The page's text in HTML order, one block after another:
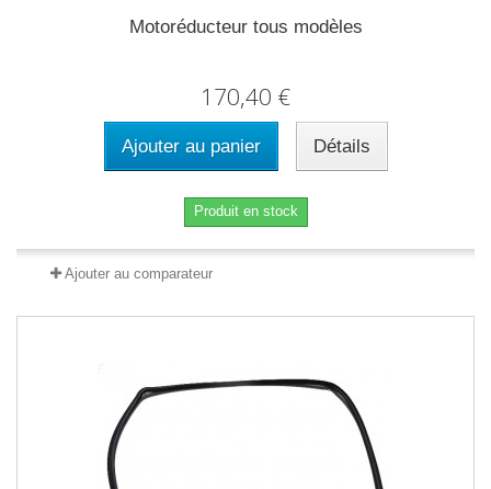
Motoréducteur tous modèles
170,40 €
Ajouter au panier Détails
Produit en stock
Ajouter au comparateur